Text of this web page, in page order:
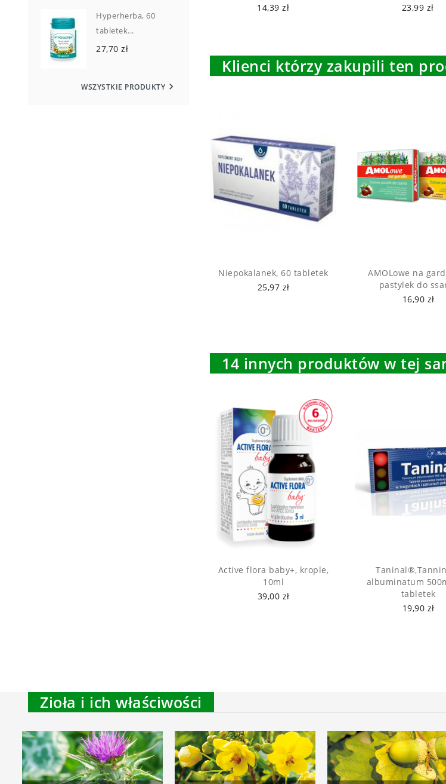
Hyperherba, 60
tabletek...
27,70 zł
WSZYSTKIE PRODUKTY 
14,39 zł
23,99 zł
Klienci którzy zakupili ten
Niepokalanek, 60 tabletek
25,97 zł
AMOLowe na
pastylek do
16,90 zł
14 innych produktów w tej
Active flora baby+, krople,
10ml
39,00 zł
albuminatum
tabletek
19,90 zł
Zioła i ich właściwości